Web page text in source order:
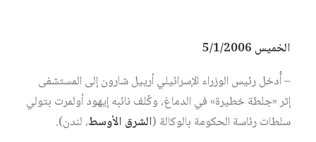
الخميس 5/1/2006
– أُدخل رئيس الوزراء الإسرائيلي أرييل شارون إلى المستشفى
إثر «جلطة خطيرة» في الدماغ، وكُلف نائبه إيهود أولمرت بتولي
سلطات رئاسة الحكومة بالوكالة (الشرق الأوسط، لندن).